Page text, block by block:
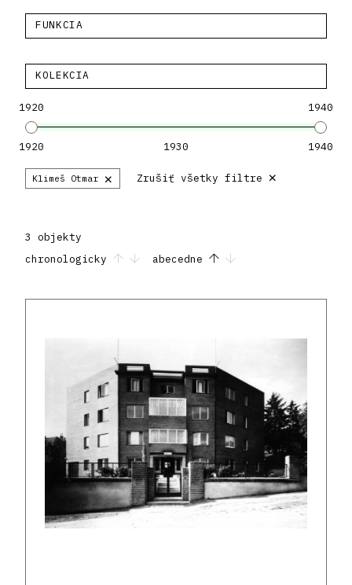
FUNKCIA
KOLEKCIA
1920 1940
1920 1930 1940
Klimeš Otmar × Zrušiť všetky filtre ×
3 objekty
chronologicky
abecedne